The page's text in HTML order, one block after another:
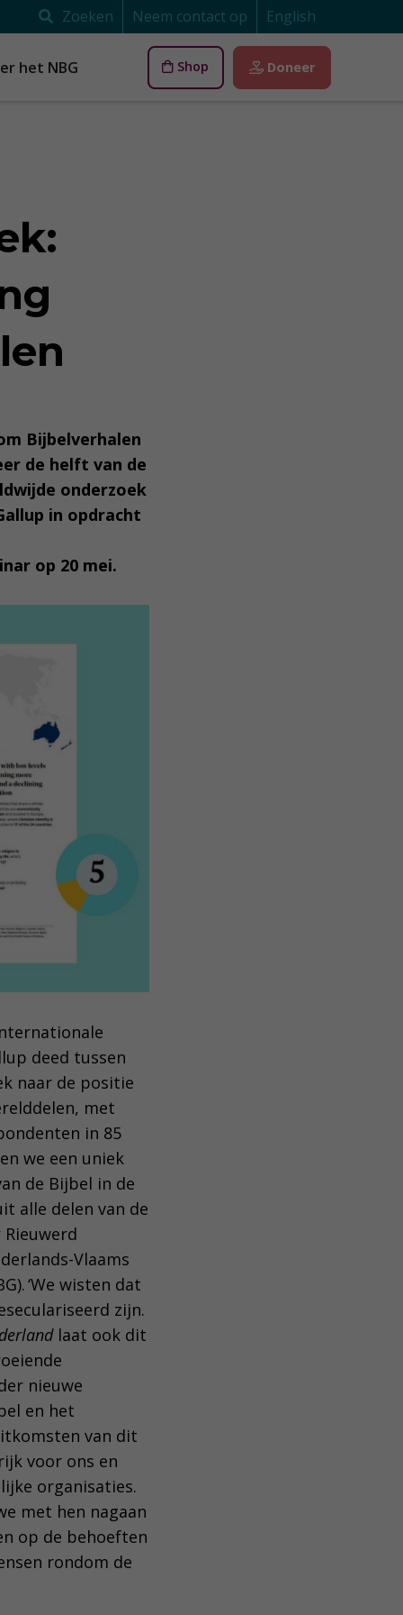
Zoeken Neem contact op English
het NBG Shop Doneer
Bijbelverhalen
de helft van de
onderzoek
in opdracht
op 20 mei.
deed tussen
naar de positie
met
in 85
we een uniek
de Bijbel in de
alle delen van de
Vlaams
‘We wisten dat
zijn.
laat ook dit
nieuwe
en het
van dit
voor ons en
organisaties.
met hen nagaan
op de behoeften
rondom de